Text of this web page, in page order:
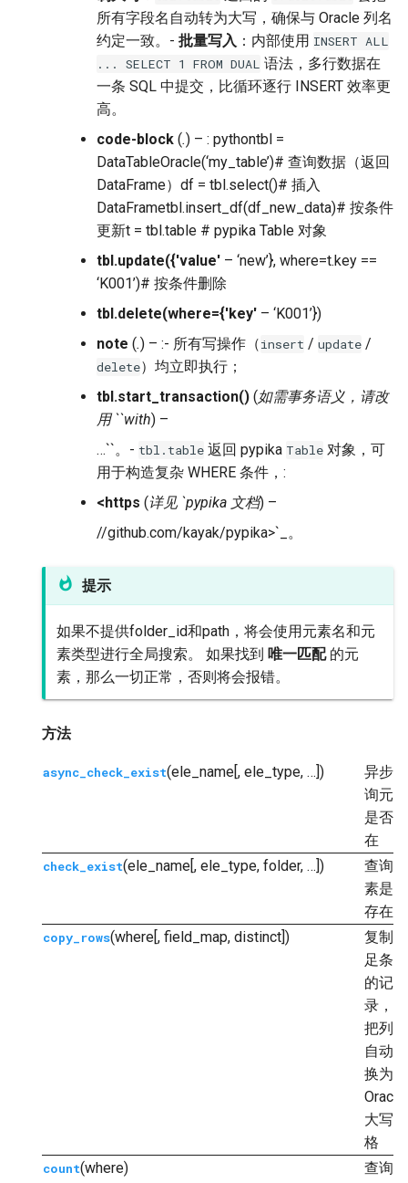
所有字段名自动转为大写，确保与 Oracle 列名
约定一致。- 批量写入 ：内部使用 INSERT ALL
...
SELECT 1 FROM DUAL 语法，多行数据在
一条 SQL 中提交，比循环逐行 INSERT 效率更
高。
code-block (.) – : pythontbl =
DataTableOracle(‘my_table’)# 查询数据（返回
DataFrame）df = tbl.select()# 插入
DataFrametbl.insert_df(df_new_data)# 按条件
更新t = tbl.table # pypika Table 对象
tbl.update({'value' – ‘new’}, where=t.key ==
‘K001’)# 按条件删除
tbl.delete(where={'key' – ‘K001’})
note (.) – :- 所有写操作（insert / update /
delete）均立即执行；
tbl.start_transaction() (如需事务语义，请改
用 ``with) –
…``。- tbl.table 返回 pypika Table 对象，可
用于构造复杂 WHERE 条件，:
<https (详见 `pypika 文档) –
//github.com/kayak/pypika>`_。
提示
如果不提供folder_id和path，将会使用元素名和元
素类型进行全局搜索。 如果找到 唯一匹配的元
素，那么一切正常，否则将会报错。
方法
async_check_exist(ele_name[, ele_type, …])
异步查
询元素
是否存
在
check_exist(ele_name[, ele_type, folder, …])
查询元
素是否
存在
copy_rows(where[, field_map, distinct])
复制满
足条件
的记
录，并
把列名
自动转
换为
Oracle
大写风
格
count(where)
查询数